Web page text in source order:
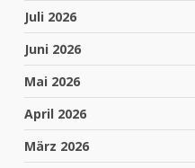
Juli 2026
Juni 2026
Mai 2026
April 2026
März 2026